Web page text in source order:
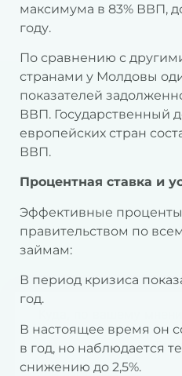
максимума в 83% ВВП,
году.
По сравнению с
странами у Молдовы
показателей
ВВП. Государственный
европейских стран
ВВП.
Процентная ставка и
Эффективные
правительством по
займам:
В период кризиса
год.
В настоящее время он
в год, но наблюдается
снижению до 2,5%.
должен поехать